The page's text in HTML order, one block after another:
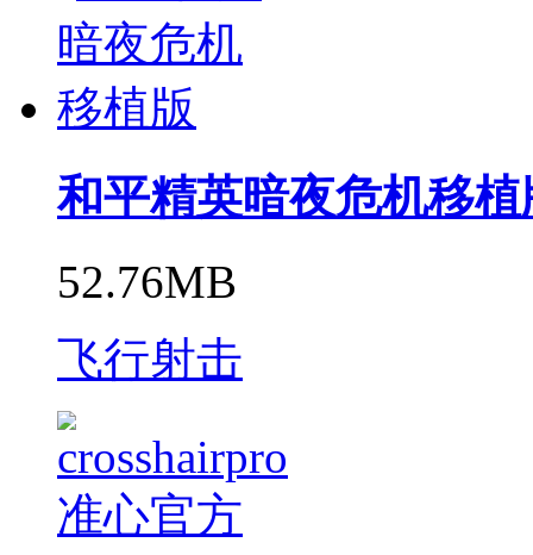
和平精英暗夜危机移植
52.76MB
飞行射击